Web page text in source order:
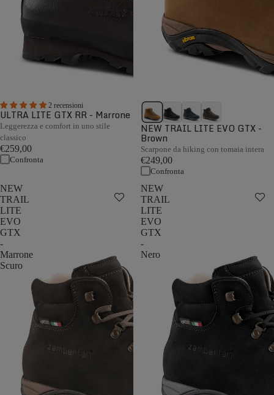
2 recensioni
ULTRA LITE GTX RR - Marrone
Leggerezza e comfort in uno stile
classico
€259,00
Confronta
NEW TRAIL LITE EVO GTX -
Brown
Scarpone da hiking con tomaia intera
€249,00
Confronta
NEW
TRAIL
LITE
EVO
GTX
-
Marrone
Scuro
NEW
TRAIL
LITE
EVO
GTX
-
Nero